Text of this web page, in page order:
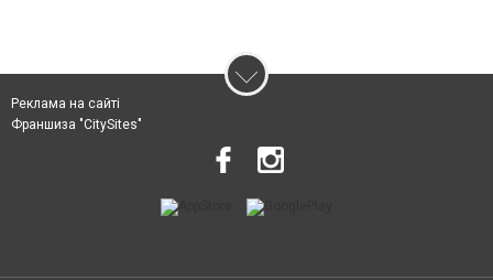
Реклама на сайті
Франшиза "CitySites"